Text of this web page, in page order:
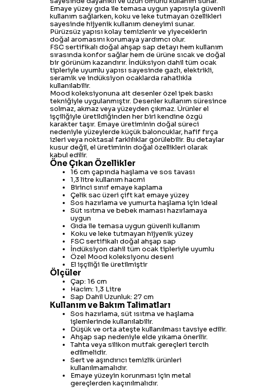
Emaye yüzey gıda ile temasa uygun yapısıyla güvenli
kullanım sağlarken, koku ve leke tutmayan özellikleri
sayesinde hijyenik kullanım deneyimi sunar.
Pürüzsüz yapısı kolay temizlenir ve yiyeceklerin
doğal aromasını korumaya yardımcı olur.
FSC sertifikalı doğal ahşap sap detayı hem kullanım
sırasında konfor sağlar hem de ürüne sıcak ve doğal
bir görünüm kazandırır. İndüksiyon dahil tüm ocak
tipleriyle uyumlu yapısı sayesinde gazlı, elektrikli,
seramik ve indüksiyon ocaklarda rahatlıkla
kullanılabilir.
Mood koleksiyonuna ait desenler özel ipek baskı
tekniğiyle uygulanmıştır. Desenler kullanım süresince
solmaz, akmaz veya yüzeyden çıkmaz. Ürünler el
işçiliğiyle üretildiğinden her biri kendine özgü
karakter taşır. Emaye üretiminin doğal süreci
nedeniyle yüzeylerde küçük baloncuklar, hafif fırça
izleri veya noktasal farklılıklar görülebilir. Bu detaylar
kusur değil, el üretiminin doğal özellikleri olarak
kabul edilir.
Öne Çıkan Özellikler
16 cm çapında haşlama ve sos tavası
1,3 litre kullanım hacmi
Birinci sınıf emaye kaplama
Çelik sac üzeri çift kat emaye yüzey
Sos hazırlama ve yumurta haşlama için ideal
Süt ısıtma ve bebek maması hazırlamaya
uygun
Gıda ile temasa uygun güvenli kullanım
Koku ve leke tutmayan hijyenik yüzey
FSC sertifikalı doğal ahşap sap
İndüksiyon dahil tüm ocak tipleriyle uyumlu
Özel Mood koleksiyonu deseni
El işçiliği ile üretilmiştir
Ölçüler
Çap: 16 cm
Hacim: 1,3 Litre
Sap Dahil Uzunluk: 27 cm
Kullanım ve Bakım Talimatları
Sos hazırlama, süt ısıtma ve haşlama
işlemlerinde kullanılabilir.
Düşük ve orta ateşte kullanılması tavsiye edilir.
Ahşap sap nedeniyle elde yıkama önerilir.
Tahta veya silikon mutfak gereçleri tercih
edilmelidir.
Sert ve aşındırıcı temizlik ürünleri
kullanılmamalıdır.
Emaye yüzeyin korunması için metal
gereçlerden kaçınılmalıdır.